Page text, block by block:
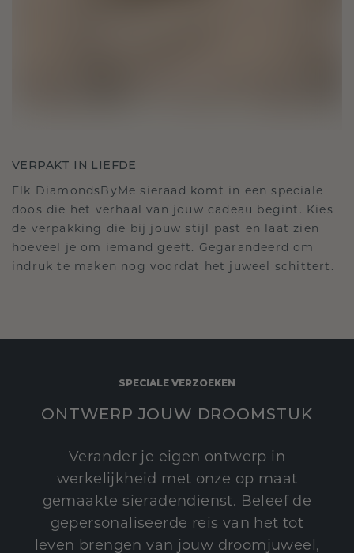
VERPAKT IN LIEFDE
Elk DiamondsByMe sieraad komt in een speciale
doos die het verhaal van jouw cadeau begint. Kies
de verpakking die bij jouw stijl past en laat zien
hoeveel je om iemand geeft. Gegarandeerd om
indruk te maken nog voordat het juweel schittert.
SPECIALE VERZOEKEN
ONTWERP JOUW DROOMSTUK
Verander je eigen ontwerp in
werkelijkheid met onze op maat
gemaakte sieradendienst. Beleef de
gepersonaliseerde reis van het tot
leven brengen van jouw droomjuweel,